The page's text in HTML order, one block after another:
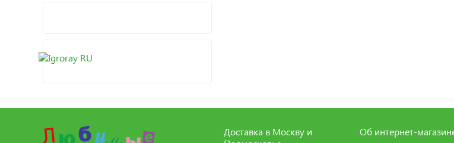
Доставка в Москву и
Об интернет-